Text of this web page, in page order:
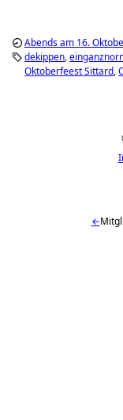
Abends am 16.
dekippen
Oktoberfeest Sittard
←